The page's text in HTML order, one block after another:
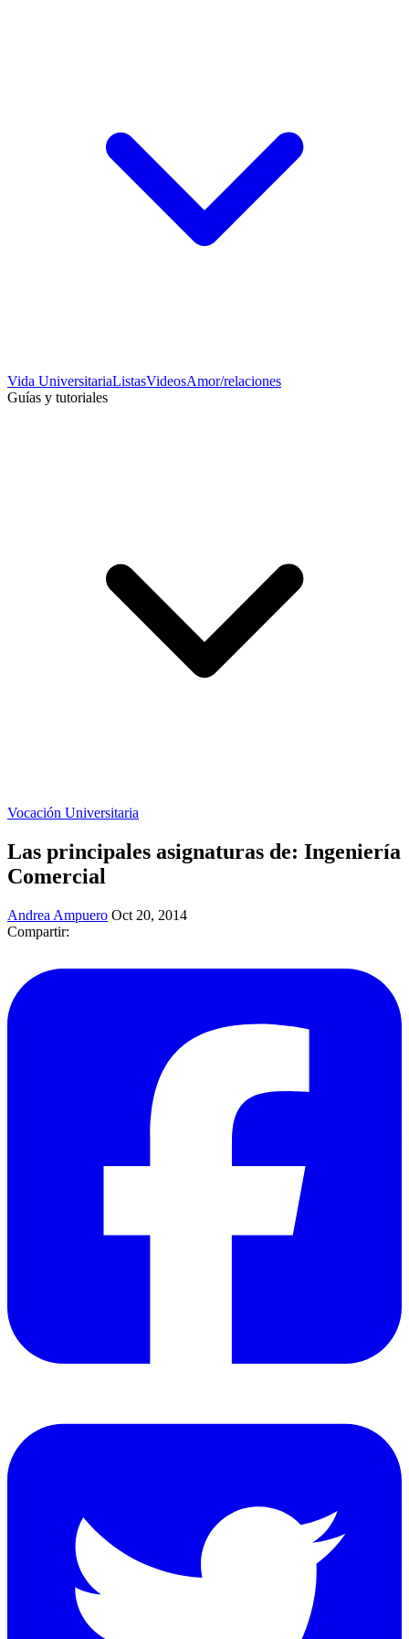
Vida UniversitariaListasVideosAmor/relaciones
Guías y tutoriales
Vocación Universitaria
Las principales asignaturas de: Ingeniería
Comercial
Andrea Ampuero Oct 20, 2014
Compartir: